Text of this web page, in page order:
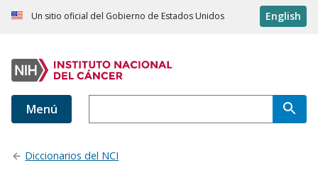
Un sitio oficial del Gobierno de Estados Unidos English
Menú
Diccionarios del NCI